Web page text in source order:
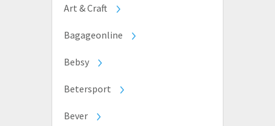
Art & Craft
Bagageonline
Bebsy
Betersport
Bever